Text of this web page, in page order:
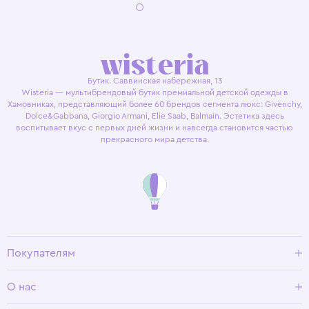
Бутик. Саввинская набережная, 13
Wisteria — мультибрендовый бутик премиальной детской одежды в
Хамовниках, представляющий более 60 брендов сегмента люкс: Givenchy,
Dolce&Gabbana, Giorgio Armani, Elie Saab, Balmain. Эстетика здесь
воспитывает вкус с первых дней жизни и навсегда становится частью
прекрасного мира детства.
Покупателям
Условия возврата
О нас